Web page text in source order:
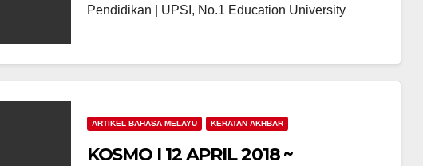
Pendidikan | UPSI, No.1 Education University
ARTIKEL BAHASA MELAYU KERATAN AKHBAR
KOSMO I 12 APRIL 2018 ~